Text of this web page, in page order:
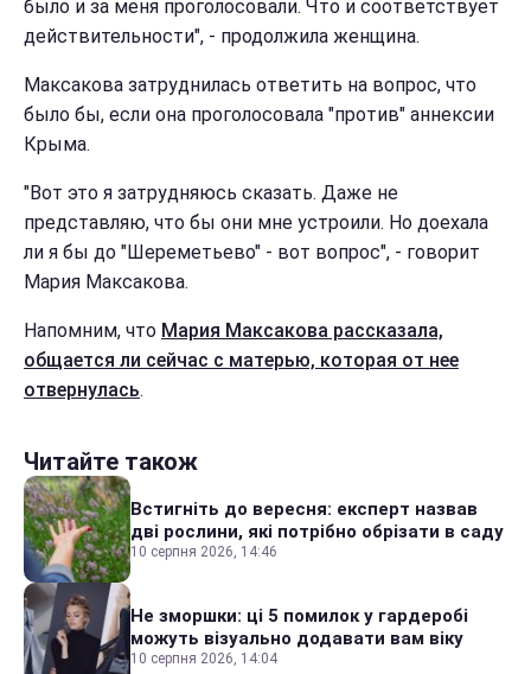
было и за меня проголосовали. Что и соответствует
действительности", - продолжила женщина.
Максакова затруднилась ответить на вопрос, что
было бы, если она проголосовала "против" аннексии
Крыма.
"Вот это я затрудняюсь сказать. Даже не
представляю, что бы они мне устроили. Но доехала
ли я бы до "Шереметьево" - вот вопрос", - говорит
Мария Максакова.
Напомним, что Мария Максакова рассказала,
общается ли сейчас с матерью, которая от нее
отвернулась.
Читайте також
Встигніть до вересня: експерт назвав
дві рослини, які потрібно обрізати в саду
10 серпня 2026, 14:46
Не зморшки: ці 5 помилок у гардеробі
можуть візуально додавати вам віку
10 серпня 2026, 14:04